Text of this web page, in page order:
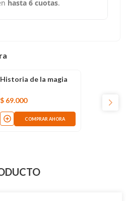
Historia de la magia
$ 69.000
COMPRAR AHORA